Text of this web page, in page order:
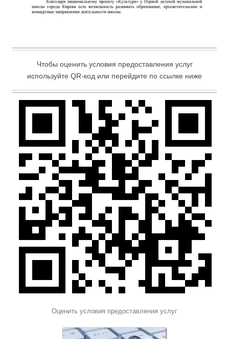
Чтобы оценить условия предоставления услуг
используйте QR-код или перейдите по ссылке ниже
Оценить условия предоставления услуг